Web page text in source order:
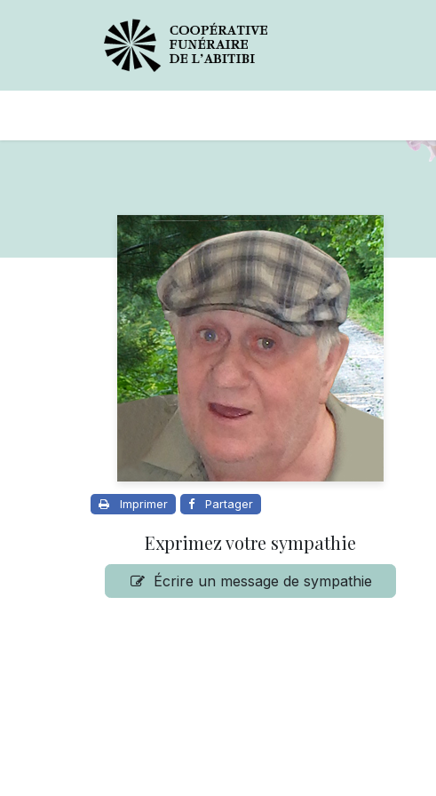
Imprimer Partager
Exprimez votre sympathie
Écrire un message de sympathie